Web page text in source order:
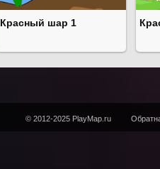
Красный шар 1
© 2012-2025 PlayMap.ru